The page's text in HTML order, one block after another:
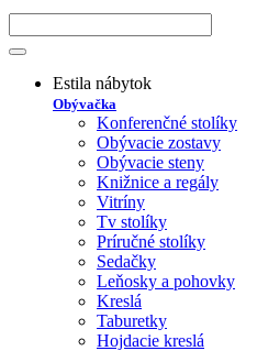
Estila nábytok
Obývačka
Konferenčné stolíky
Obývacie zostavy
Obývacie steny
Knižnice a regály
Vitríny
Tv stolíky
Príručné stolíky
Sedačky
Leňosky a pohovky
Kreslá
Taburetky
Hojdacie kreslá